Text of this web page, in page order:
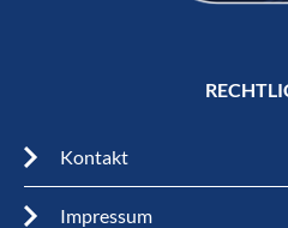
Kontakt
Impressum